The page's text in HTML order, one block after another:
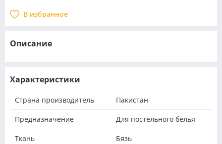
В избранное
Описание
Характеристики
Страна производитель Пакистан
Предназначение Для постельного белья
Ткань Бязь